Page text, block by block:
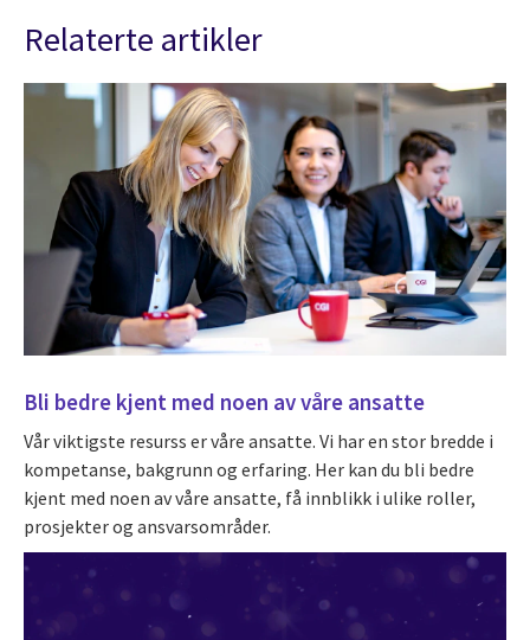
Relaterte artikler
Bli bedre kjent med noen av våre ansatte
Vår viktigste resurss er våre ansatte. Vi har en stor bredde i
kompetanse, bakgrunn og erfaring. Her kan du bli bedre
kjent med noen av våre ansatte, få innblikk i ulike roller,
prosjekter og ansvarsområder.